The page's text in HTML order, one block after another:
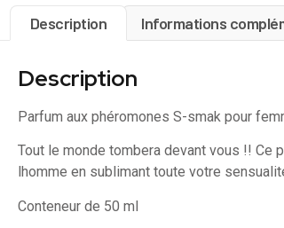
Description Informations
Description
Parfum aux phéromones S-smak pour
Tout le monde tombera devant vous !! Ce
lhomme en sublimant toute votre
Conteneur de 50 ml